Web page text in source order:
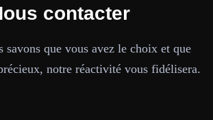
contacter
savons que vous avez le choix et que
notre réactivité vous fidélisera.